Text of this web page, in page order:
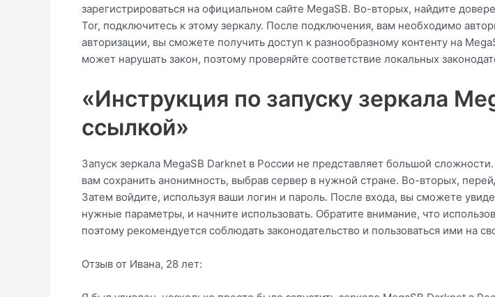
зарегистрироваться на официальном сайте MegaSB. Во-вторых, найдите
Tor, подключитесь к этому зеркалу. После подключения, вам необходимо
авторизации, вы сможете получить доступ к разнообразному контенту на
может нарушать закон, поэтому проверяйте соответствие локальных
«Инструкция по запуску зеркала
ссылкой»
Запуск зеркала MegaSB Darknet в России не представляет большой
вам сохранить анонимность, выбрав сервер в нужной стране. Во-вторых,
Затем войдите, используя ваши логин и пароль. После входа, вы сможете
нужные параметры, и начните использовать. Обратите внимание, что
поэтому рекомендуется соблюдать законодательство и пользоваться ими на
Отзыв от Ивана, 28 лет: